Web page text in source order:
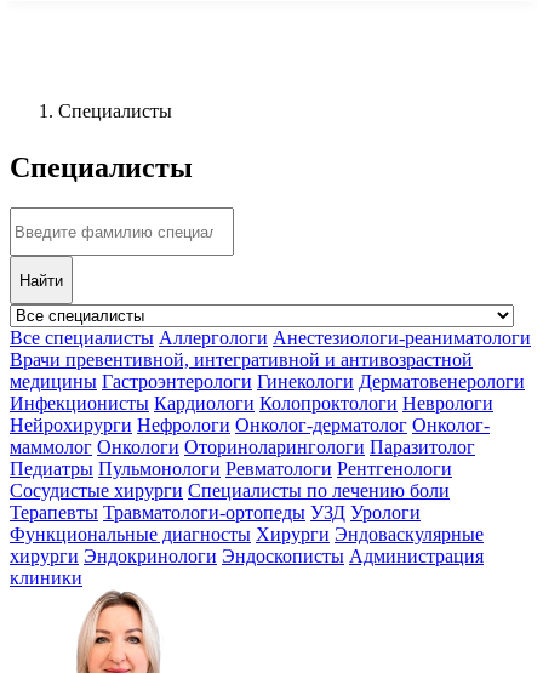
Специалисты
Специалисты
Найти
Все специалисты Аллергологи Анестезиологи-реаниматологи
Врачи превентивной, интегративной и антивозрастной
медицины Гастроэнтерологи Гинекологи Дерматовенерологи
Инфекционисты Кардиологи Колопроктологи Неврологи
Нейрохирурги Нефрологи Онколог-дерматолог Онколог-
маммолог Онкологи Оториноларингологи Паразитолог
Педиатры Пульмонологи Ревматологи Рентгенологи
Сосудистые хирурги Специалисты по лечению боли
Терапевты Травматологи-ортопеды УЗД Урологи
Функциональные диагносты Хирурги Эндоваскулярные
хирурги Эндокринологи Эндоскописты Администрация
клиники